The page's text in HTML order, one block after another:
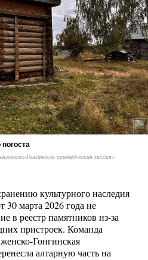
погоста
Гонгинская краеведческая миссия»
культурного наследия
30 марта 2026 года не
в реестр памятников из-за
пристроек. Команда
Гонгинская
алтарную часть на